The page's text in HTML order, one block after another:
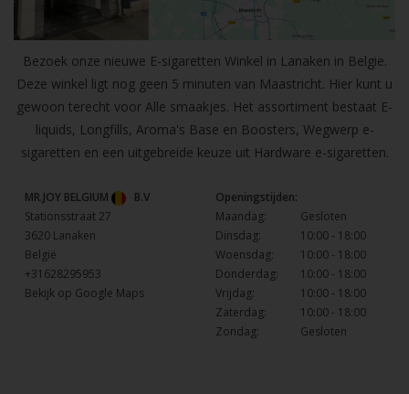
Bezoek onze nieuwe E-sigaretten Winkel in Lanaken in Belgie.
Deze winkel ligt nog geen 5 minuten van Maastricht. Hier kunt u
gewoon terecht voor Alle smaakjes. Het assortiment bestaat E-
liquids, Longfills, Aroma's Base en Boosters, Wegwerp e-
sigaretten en een uitgebreide keuze uit Hardware e-sigaretten.
MR.JOY BELGIUM
B.V
Stationsstraat 27
3620 Lanaken
België
+31628295953
Bekijk op Google Maps
Openingstijden:
Maandag:
Gesloten
Dinsdag:
10:00 - 18:00
Woensdag:
10:00 - 18:00
Donderdag:
10:00 - 18:00
Vrijdag:
10:00 - 18:00
Zaterdag:
10:00 - 18:00
Zondag:
Gesloten